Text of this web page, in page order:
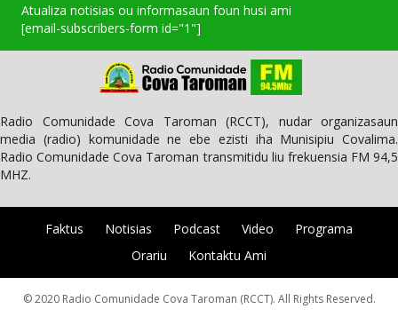
Atualiza notisias ou informasaun foun husi ami
[email-subscribers-form id="1"]
Radio Comunidade Cova Taroman (RCCT), nudar organizasaun
media (radio) komunidade ne ebe ezisti iha Munisipiu Covalima.
Radio Comunidade Cova Taroman transmitidu liu frekuensia FM 94,5
MHZ.
Faktus Notisias Podcast Video
Programa
Orariu
Kontaktu Ami
© 2020 Radio Comunidade Cova Taroman (RCCT). All Rights Reserved.